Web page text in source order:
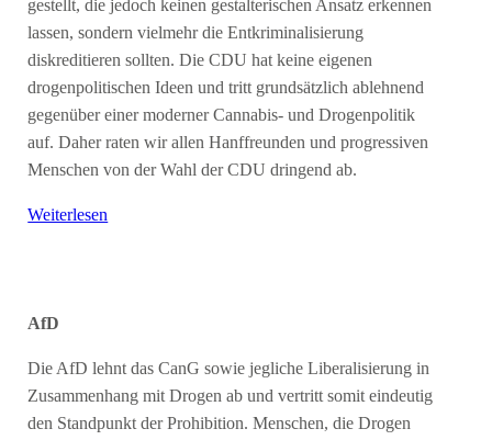
gestellt, die jedoch keinen gestalterischen Ansatz erkennen
lassen, sondern vielmehr die Entkriminalisierung
diskreditieren sollten. Die CDU hat keine eigenen
drogenpolitischen Ideen und tritt grundsätzlich ablehnend
gegenüber einer moderner Cannabis- und Drogenpolitik
auf. Daher raten wir allen Hanffreunden und progressiven
Menschen von der Wahl der CDU dringend ab.
Weiterlesen
AfD
Die AfD lehnt das CanG sowie jegliche Liberalisierung in
Zusammenhang mit Drogen ab und vertritt somit eindeutig
den Standpunkt der Prohibition. Menschen, die Drogen